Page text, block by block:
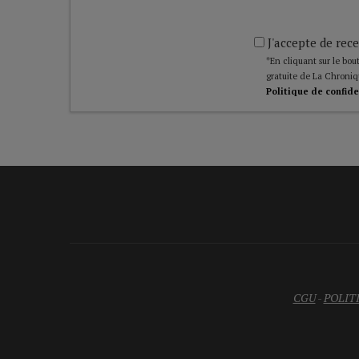
J'accepte de
*En cliquant sur le
gratuite de La
Politique de
CGU-